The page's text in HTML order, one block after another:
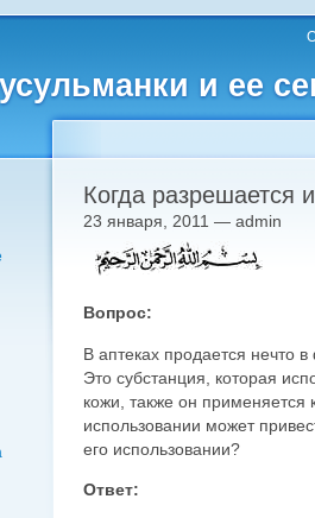
и ее
Когда разрешается
23 января, 2011 — admin
Вопрос:
В аптеках продается нечто
Это субстанция, которая
кожи, также он применяется
использовании может
его использовании?
Ответ: